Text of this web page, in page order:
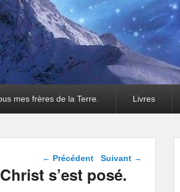
mes frères de la Terre. Livres
Navigation dans les
articles
← Précédent Suivant →
s’est posé.